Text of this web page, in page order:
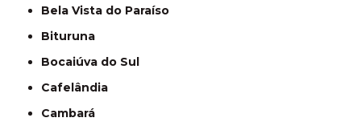
Bela Vista do Paraíso
Bituruna
Bocaiúva do Sul
Cafelândia
Cambará